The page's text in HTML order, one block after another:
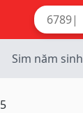
Sim năm sinh